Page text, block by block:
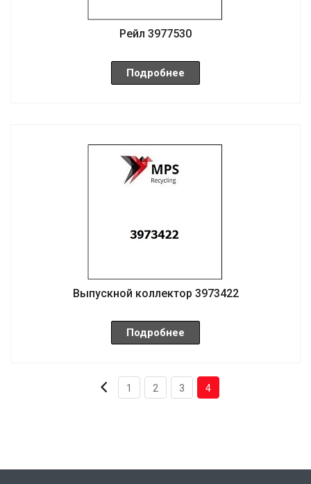
Рейл 3977530
Подробнее
Выпускной коллектор 3973422
Подробнее
1 2 3 4